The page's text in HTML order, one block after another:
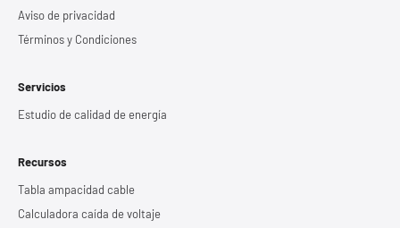
Aviso de privacidad
Términos y Condiciones
Servicios
Estudio de calidad de energía
Recursos
Tabla ampacidad cable
Calculadora caída de voltaje